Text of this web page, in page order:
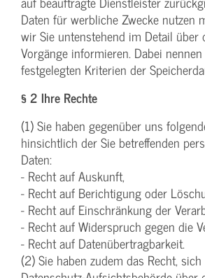
Daten für werbliche Zwecke nutzen
wir Sie untenstehend im Detail über
Vorgänge informieren. Dabei
festgelegten Kriterien der
§ 2 Ihre Rechte
(1) Sie haben gegenüber uns
hinsichtlich der Sie betreffenden
Daten:
- Recht auf Auskunft,
- Recht auf Berichtigung oder
- Recht auf Einschränkung der
- Recht auf Widerspruch gegen die
- Recht auf Datenübertragbarkeit.
(2) Sie haben zudem das Recht,